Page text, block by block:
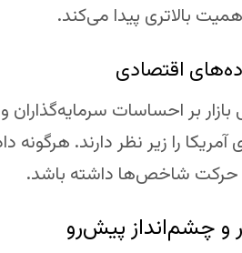
بالاتری پیدا می‌کند.
اقتصادی
بازار بر احساسات
را زیر نظر دارند. هرگونه
شاخص‌ها داشته باشد.
و چشم‌انداز پیش‌رو